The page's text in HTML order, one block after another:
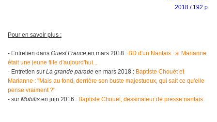
2018 / 192 p.
Pour en savoir plus :
- Entretien dans Ouest France en mars 2018 : BD d'un Nantais : si Marianne
était une jeune fille d'aujourd'hui...
- Entretien sur La grande parade en mars 2018 : Baptiste Chouët et
Marianne : "Mais au fond, derrière son buste majestueux, qui sait ce qu'elle
pense vraiment ?"
- sur Mobilis en juin 2016 : Baptiste Chouët, dessinateur de presse nantais